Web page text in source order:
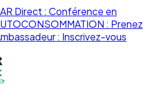
Direct : Conférence en
: Prenez
: Inscrivez-vous